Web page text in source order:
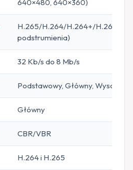
640×480, 640×360)
H.265/H.264/H.264+/H.265+/
podstrumienia)
32 Kb/s do 8 Mb/s
Podstawowy, Główny, Wysoki
Główny
CBR/VBR
H.264 i H.265